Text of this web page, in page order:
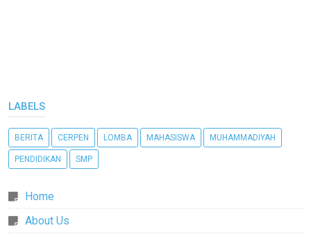
LABELS
BERITA CERPEN LOMBA MAHASISWA MUHAMMADIYAH
PENDIDIKAN SMP
Home
About Us